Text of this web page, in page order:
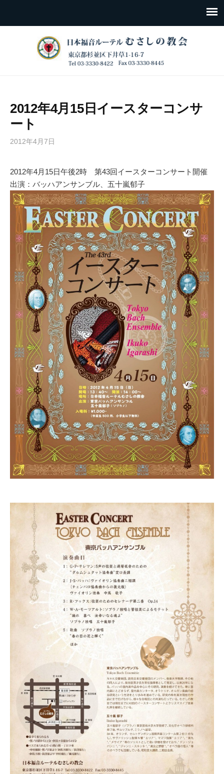
2012年4月15日イースターコンサ
ート
2012年4月7日
2012年4月15日午後2時 第43回イースターコンサート開催
出演：バッハアンサンブル、五十嵐郁子